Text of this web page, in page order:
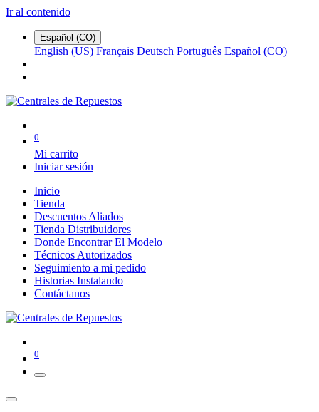
Ir al contenido
Español (CO)
English (US) Français Deutsch Português Español (CO)
0
Mi carrito
Iniciar sesión
Inicio
Tienda
Descuentos Aliados
Tienda Distribuidores
Donde Encontrar El Modelo
Técnicos Autorizados
Seguimiento a mi pedido
Historias Instalando
Contáctanos
0